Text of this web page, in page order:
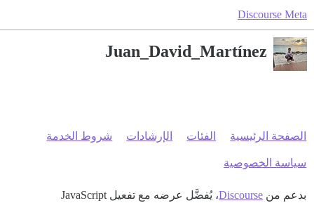
Discourse Meta
Juan_David_Martínez
الصفحة الرئيسية الفئات الإرشادات شروط الخدمة
سياسة الخصوصية
بدعم من Discourse، يُفضَّل عرضه مع تفعيل JavaScript